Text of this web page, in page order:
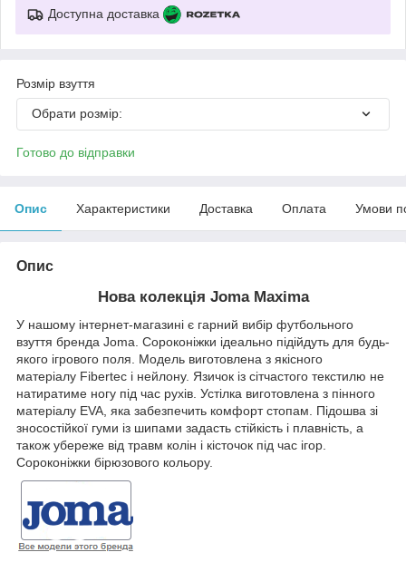
Доступна доставка
Розмір взуття
Обрати розмір:
Готово до відправки
Опис Характеристики Доставка Оплата Умови
Опис
Нова колекція Joma Maxima
У нашому інтернет-магазині є гарний вибір футбольного
взуття бренда Joma. Сороконіжки ідеально підійдуть для будь-
якого ігрового поля. Модель виготовлена з якісного
матеріалу Fibertec і нейлону. Язичок із сітчастого текстилю не
натиратиме ногу під час рухів. Устілка виготовлена з пінного
матеріалу EVA, яка забезпечить комфорт стопам. Підошва зі
зносостійкої гуми із шипами задасть стійкість і плавність, а
також убереже від травм колін і кісточок під час ігор.
Сороконіжки бірюзового кольору.